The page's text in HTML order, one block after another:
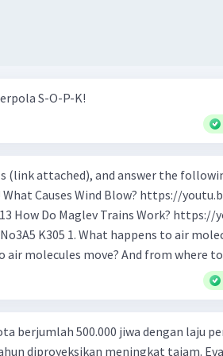
S-O-P-K!
(link attached), and answer the
m-
air molecules when air heats
do cold air molecules sink? 5. What
track? 6. How to make Maglev trains run
trains? 9. If Maglev use magnet to float,
berjumlah 500.000 jiwa dengan laju
diproyeksikan meningkat tajam.